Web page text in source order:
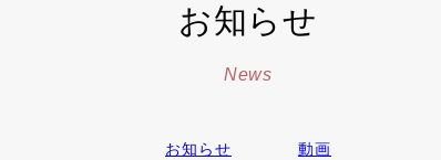
お知らせ
News
お知らせ 動画